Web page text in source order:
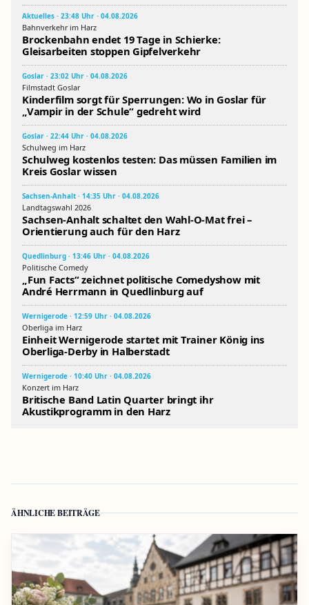
Aktuelles · 23:48 Uhr · 04.08.2026
Bahnverkehr im Harz
Brockenbahn endet 19 Tage in Schierke:
Gleisarbeiten stoppen Gipfelverkehr
Goslar · 23:02 Uhr · 04.08.2026
Filmstadt Goslar
Kinderfilm sorgt für Sperrungen: Wo in Goslar für
„Vampir in der Schule“ gedreht wird
Goslar · 22:44 Uhr · 04.08.2026
Schulweg im Harz
Schulweg kostenlos testen: Das müssen Familien im
Kreis Goslar wissen
Sachsen-Anhalt · 14:35 Uhr · 04.08.2026
Landtagswahl 2026
Sachsen-Anhalt schaltet den Wahl-O-Mat frei –
Orientierung auch für den Harz
Quedlinburg · 13:46 Uhr · 04.08.2026
Politische Comedy
„Fun Facts“ zeichnet politische Comedyshow mit
André Herrmann in Quedlinburg auf
Wernigerode · 12:59 Uhr · 04.08.2026
Oberliga im Harz
Einheit Wernigerode startet mit Trainer König ins
Oberliga-Derby in Halberstadt
Wernigerode · 10:40 Uhr · 04.08.2026
Konzert im Harz
Britische Band Latin Quarter bringt ihr
Akustikprogramm in den Harz
ÄHNLICHE BEITRÄGE